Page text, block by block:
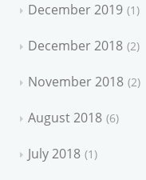
December 2019 1
December 2018 2
November 2018 2
August 2018 6
July 2018 1